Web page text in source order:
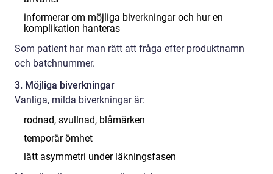
informerar om möjliga biverkningar och hur en
komplikation hanteras
Som patient har man rätt att fråga efter produktnamn
och batchnummer.
3. Möjliga biverkningar
Vanliga, milda biverkningar är:
rodnad, svullnad, blåmärken
temporär ömhet
lätt asymmetri under läkningsfasen